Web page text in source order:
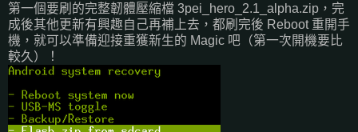
第一個要刷的完整韌體壓縮檔 3pei_hero_2.1_alpha.zip，完
成後其他更新有興趣自己再補上去，都刷完後 Reboot 重開手
機，就可以準備迎接重獲新生的 Magic 吧（第一次開機要比
較久）！